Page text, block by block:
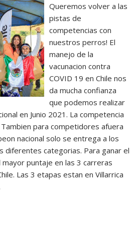
Queremos volver a las
pistas de
competencias con
nuestros perros! El
manejo de la
vacunacion contra
COVID 19 en Chile nos
da mucha confianza
que podemos realizar
en Junio 2021. La competencia
para competidores afuera
nacional solo se entrega a los
diferentes categorias. Para ganar el
puntaje en las 3 carreras
Las 3 etapas estan en Villarrica